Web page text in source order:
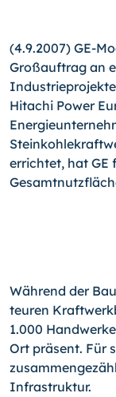
(4.9.2007) GE-
Großauftrag an
Hitachi Power
errichtet, hat GE
Während der
teuren
1.000
Ort präsent. Für
Infrastruktur.